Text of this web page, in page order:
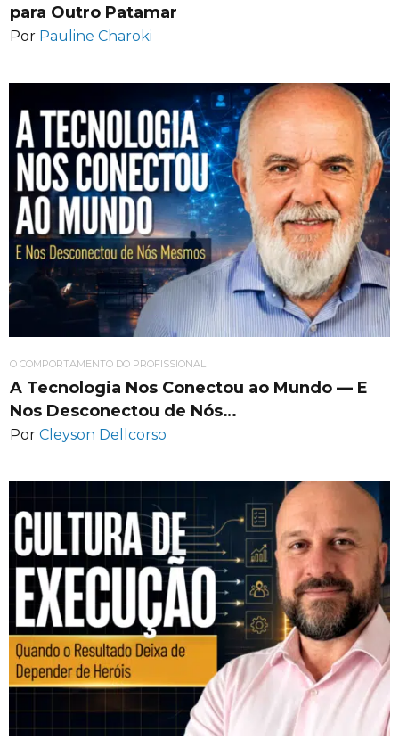
para Outro Patamar
Por Pauline Charoki
O COMPORTAMENTO DO PROFISSIONAL
A Tecnologia Nos Conectou ao Mundo — E
Nos Desconectou de Nós…
Por Cleyson Dellcorso